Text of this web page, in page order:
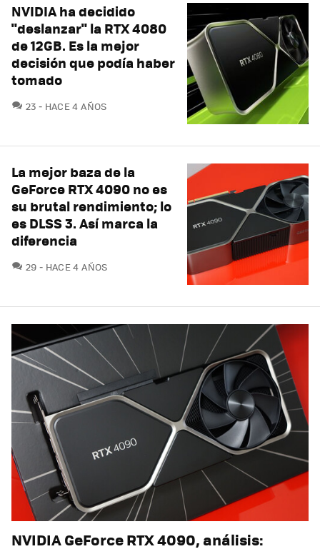
NVIDIA ha decidido
"deslanzar" la RTX 4080
de 12GB. Es la mejor
decisión que podía haber
tomado
23 COMENTARIOS
HACE 4 AÑOS
La mejor baza de la
GeForce RTX 4090 no es
su brutal rendimiento; lo
es DLSS 3. Así marca la
diferencia
29 COMENTARIOS
HACE 4 AÑOS
NVIDIA GeForce RTX 4090, análisis: